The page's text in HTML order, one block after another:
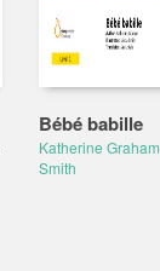
Bébé babille
Katherine Graham
Smith